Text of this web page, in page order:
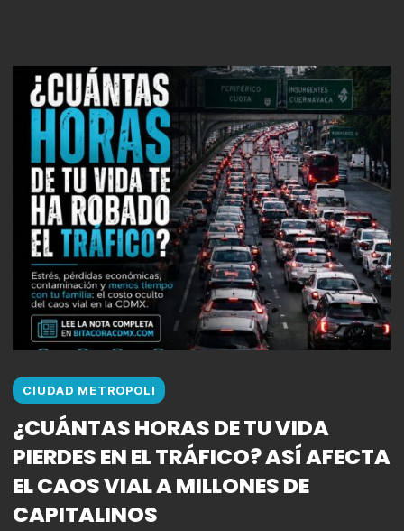
CIUDAD METROPOLI
¿CUÁNTAS HORAS DE TU VIDA
PIERDES EN EL TRÁFICO? ASÍ AFECTA
EL CAOS VIAL A MILLONES DE
CAPITALINOS